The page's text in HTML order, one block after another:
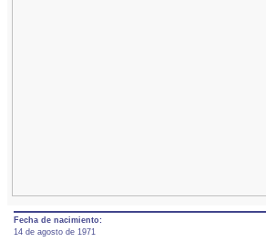
Fecha de nacimiento:
14 de agosto de 1971